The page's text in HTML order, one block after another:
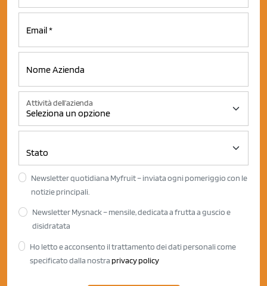
Attività dell'azienda
Newsletter quotidiana Myfruit – inviata ogni pomeriggio con le
notizie principali.
Newsletter Mysnack – mensile, dedicata a frutta a guscio e
disidratata
Ho letto e acconsento il trattamento dei dati personali come
specificato dalla nostra privacy policy